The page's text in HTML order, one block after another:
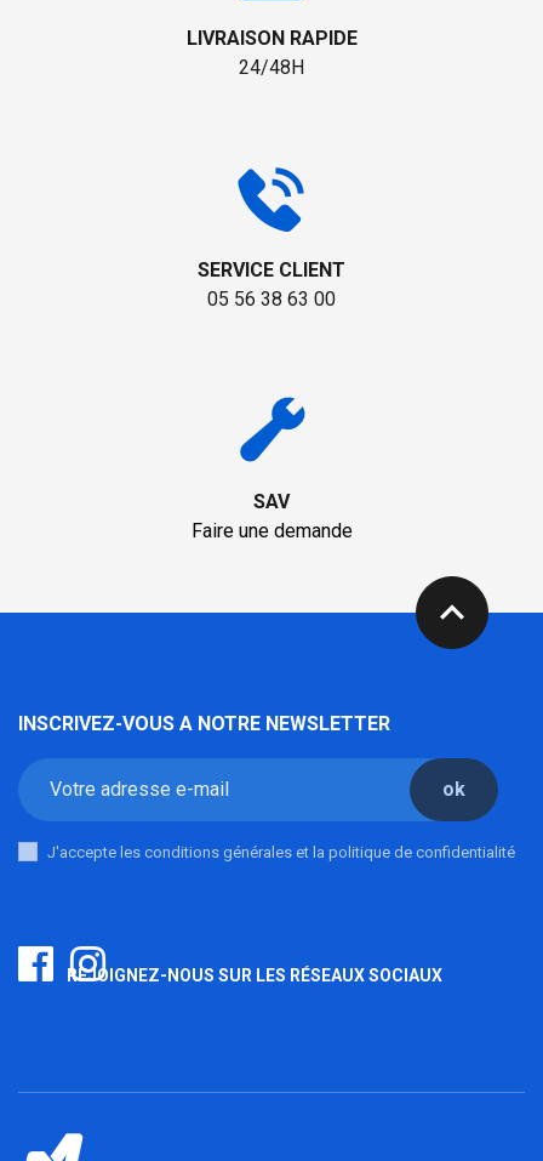
LIVRAISON RAPIDE
24/48H
SERVICE CLIENT
05 56 38 63 00
SAV
Faire une demande
expand_less
INSCRIVEZ-VOUS A NOTRE NEWSLETTER
ok
J'accepte les conditions générales et la politique de confidentialité
REJOIGNEZ-NOUS SUR LES RÉSEAUX SOCIAUX